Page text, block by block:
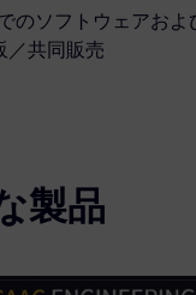
のソフトウェアお
／共同販売
製品